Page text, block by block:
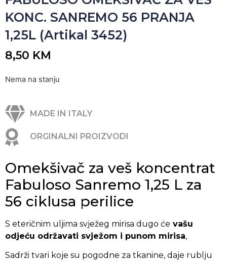
KONC. SANREMO 56 PRANJA
1,25L (Artikal 3452)
8,50 KM
Nema na stanju
MADE IN ITALY
ORGINALNI PROIZVODI
Omekšivač za veš koncentrat
Fabuloso Sanremo 1,25 L za
56 ciklusa perilice
S eteričnim uljima svježeg mirisa dugo će vašu
odjeću održavati svježom i punom mirisa,
Sadrži tvari koje su pogodne za tkanine, daje rublju